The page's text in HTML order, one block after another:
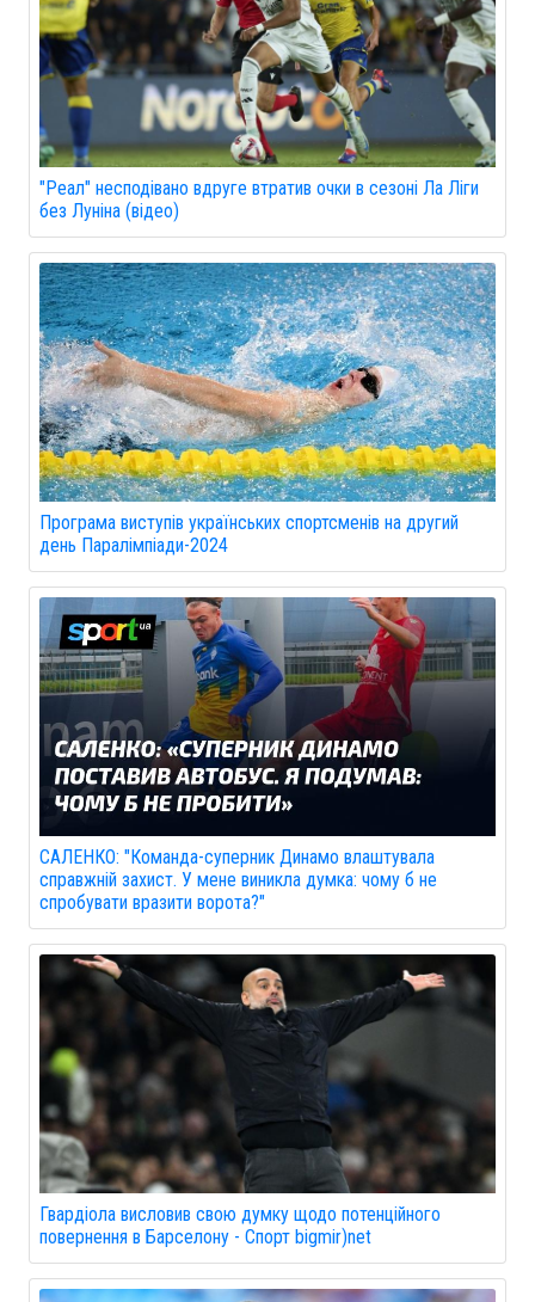
"Реал" несподівано вдруге втратив очки в сезоні Ла Ліги
без Луніна (відео)
Програма виступів українських спортсменів на другий
день Паралімпіади-2024
САЛЕНКО: "Команда-суперник Динамо влаштувала
справжній захист. У мене виникла думка: чому б не
спробувати вразити ворота?"
Гвардіола висловив свою думку щодо потенційного
повернення в Барселону - Спорт bigmir)net